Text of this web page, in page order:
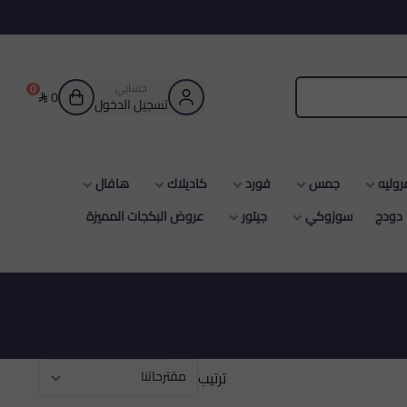
حسابي
تسجيل الدخول
0 0
جمس فورد كاديلاك
هافال
جيتور عروض البكجات المميزة